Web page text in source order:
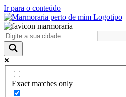
Ir para o conteúdo
Exact matches only